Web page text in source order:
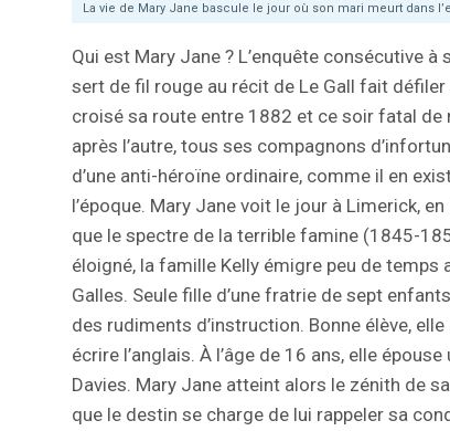
La vie de Mary Jane bascule le jour où son mari meurt dans
Qui est Mary Jane ? L’enquête consécutive
sert de fil rouge au récit de Le Gall fait
croisé sa route entre 1882 et ce soir fatal de
après l’autre, tous ses compagnons
d’une anti-héroïne ordinaire, comme il en
l’époque. Mary Jane voit le jour à Limerick,
que le spectre de la terrible famine (1845-
éloigné, la famille Kelly émigre peu de temps
Galles. Seule fille d’une fratrie de sept
des rudiments d’instruction. Bonne élève,
écrire l’anglais. À l’âge de 16 ans, elle
Davies. Mary Jane atteint alors le zénith de
que le destin se charge de lui rappeler sa